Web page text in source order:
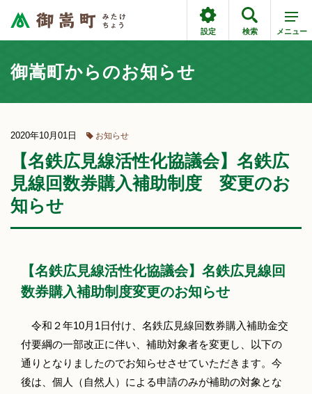
設定 検索 メニュー
御嵩町からのお知らせ
2020年10月01日 お知らせ
【名鉄広見線活性化協議会】名鉄広
見線回数券購入補助制度 変更のお
知らせ
【名鉄広見線活性化協議会】名鉄広見線回
数券購入補助制度変更のお知らせ
令和２年10月1日付け、名鉄広見線回数券購入補助金交
付要綱の一部改正に伴い、補助対象者を変更し、以下の
通りとなりましたのでお知らせさせていただきます。今
後は、個人（自然人）による申請のみが補助の対象とな